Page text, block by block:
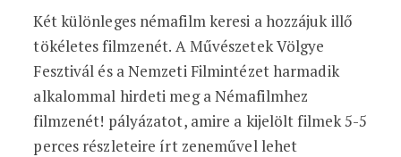
Két különleges némafilm keresi a hozzájuk illő
tökéletes filmzenét. A Művészetek Völgye
Fesztivál és a Nemzeti Filmintézet harmadik
alkalommal hirdeti meg a Némafilmhez
filmzenét! pályázatot, amire a kijelölt filmek 5-5
perces részleteire írt zeneművel lehet